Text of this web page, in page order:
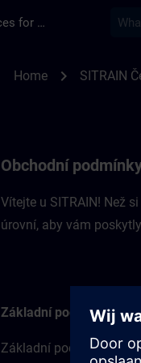
Training Services for Digital Industries
Home chevron_right SITRAIN
Obchodní
Vítejte u SITRAIN! Než
úrovní, aby vám
Základní podmínky
Základní podmínky